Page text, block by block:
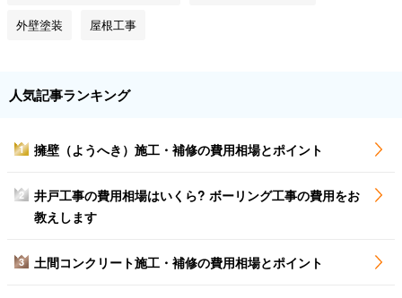
外壁塗装 屋根工事
人気記事ランキング
1 擁壁（ようへき）施工・補修の費用相場とポイント
2
井戸工事の費用相場はいくら? ボーリング工事の費用をお
教えします
3 土間コンクリート施工・補修の費用相場とポイント